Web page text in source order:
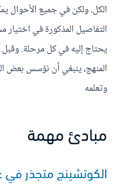
الكل. ولكن في جميع الأحوال
التفاصيل المذكورة في
يحتاج إليه في كل مرحلة.
المنهج، ينبغي أن نؤسس بعض
وتعلمه
مبادئ مهمة
الكوتشينج متجذر